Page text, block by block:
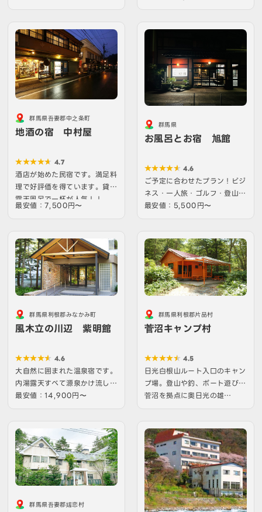
群馬県吾妻郡中之条町
地酒の宿 中村屋
4.7
酒店が始めた民宿です。満足料
理で好評価を得ています。貸切
露天風呂で一杯が人気！！
最安値：7,500円〜
群馬県
お風呂とお宿 旭館
4.6
ご予定に合わせたプラン！ビジ
ネス・一人旅・ゴルフ・登山・
冠婚葬祭・ペットOK／日…
最安値：5,500円〜
群馬県利根郡みなかみ町
風木立の川辺 紫明館
4.6
大自然に囲まれた温泉宿です。
内湯露天すべて源泉かけ流しで
す。自慢の露天風呂で四…
最安値：14,900円〜
群馬県利根郡片品村
菅沼キャンプ村
4.5
日光白根山ルート入口のキャン
プ場。登山や釣、ボート遊び等
菅沼を拠点に奥日光の雄…
群馬県吾妻郡嬬恋村